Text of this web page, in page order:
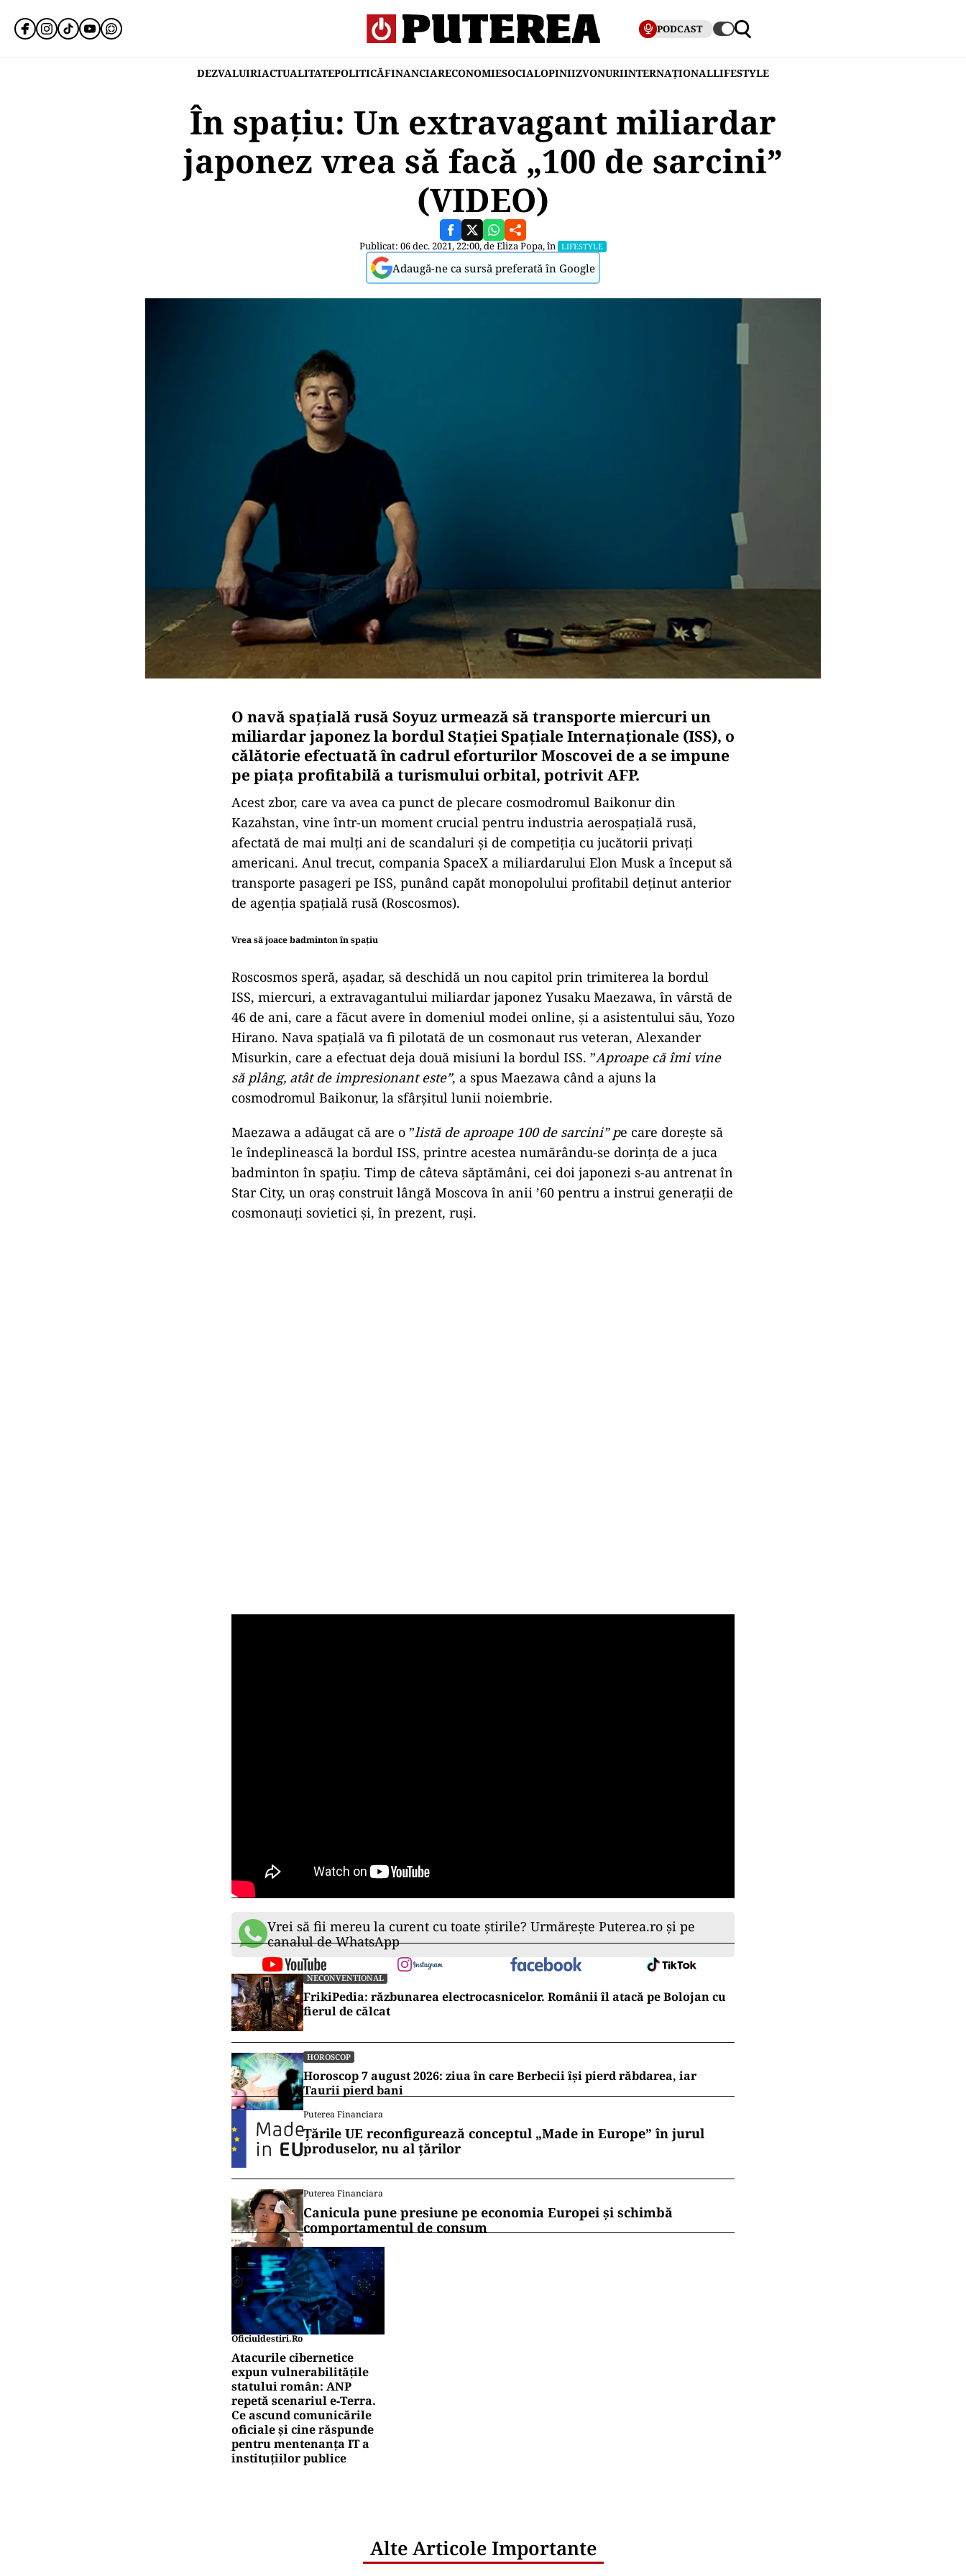
PODCAST
DEZVALUIRIACTUALITATEPOLITICĂFINANCIARECONOMIESOCIALOPINIIZVONURIINTERNAȚIONALLIFESTYLE
În spațiu: Un extravagant miliardar
japonez vrea să facă „100 de sarcini”
(VIDEO)
Publicat: 06 dec. 2021, 22:00, deEliza Popa, în LIFESTYLE
Adaugă-ne ca sursă preferată în Google
O navă spaţială rusă Soyuz urmează să transporte miercuri un
miliardar japonez la bordul Staţiei Spaţiale Internaţionale (ISS), o
călătorie efectuată în cadrul eforturilor Moscovei de a se impune
pe piaţa profitabilă a turismului orbital, potrivit AFP.
Acest zbor, care va avea ca punct de plecare cosmodromul Baikonur din
Kazahstan, vine într-un moment crucial pentru industria aerospaţială rusă,
afectată de mai mulţi ani de scandaluri şi de competiţia cu jucătorii privaţi
americani. Anul trecut, compania SpaceX a miliardarului Elon Musk a început să
transporte pasageri pe ISS, punând capăt monopolului profitabil deţinut anterior
de agenţia spaţială rusă (Roscosmos).
Vrea să joace badminton în spațiu
Roscosmos speră, aşadar, să deschidă un nou capitol prin trimiterea la bordul
ISS, miercuri, a extravagantului miliardar japonez Yusaku Maezawa, în vârstă de
46 de ani, care a făcut avere în domeniul modei online, şi a asistentului său, Yozo
Hirano. Nava spaţială va fi pilotată de un cosmonaut rus veteran, Alexander
Misurkin, care a efectuat deja două misiuni la bordul ISS. ”Aproape că îmi vine
să plâng, atât de impresionant este”, a spus Maezawa când a ajuns la
cosmodromul Baikonur, la sfârşitul lunii noiembrie.
Play
canalul de WhatsApp
NECONVENTIONAL
fierul de călcat
HOROSCOP
Horoscop 7 august 2026: ziua în care Berbecii își pierd răbdarea, iar
Taurii pierd bani
Puterea Financiara
Țările UE reconfigurează conceptul „Made in Europe” în jurul
produselor, nu al țărilor
Puterea Financiara
Canicula pune presiune pe economia Europei și schimbă